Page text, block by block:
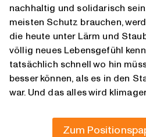
nachhaltig und solidarisch
meisten Schutz brauchen,
die heute unter Lärm und
völlig neues Lebensgefühl
tatsächlich schnell wo hin
besser können, als es in den
war. Und das alles wird
Zum